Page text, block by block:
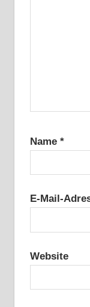
Name *
E-Mail-
Website